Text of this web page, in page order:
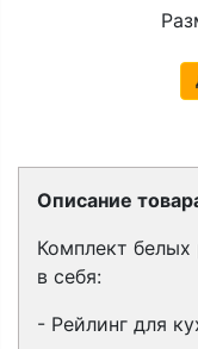
Описание
Комплект белых
в себя:
- Рейлинг для